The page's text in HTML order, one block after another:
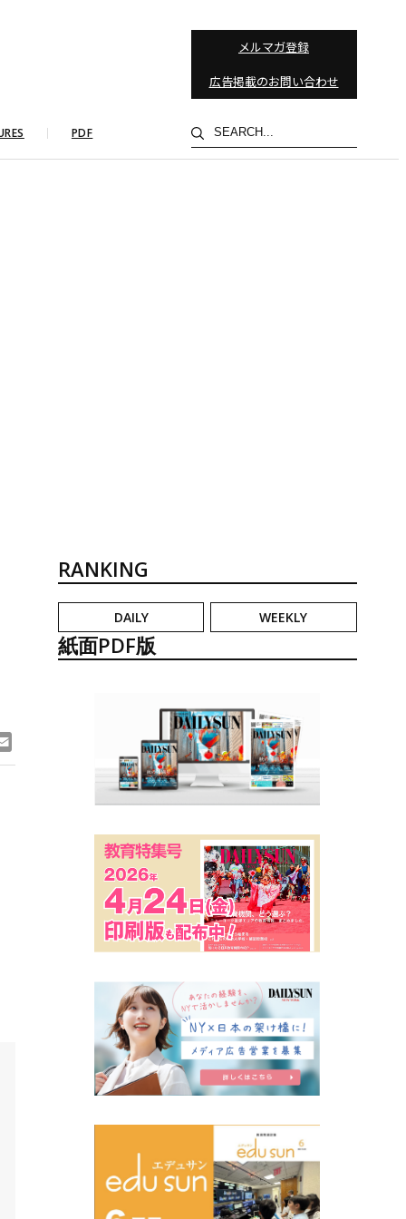
メルマガ登録
広告掲載のお問い合わせ
PDF
検
索
RANKING
DAILY WEEKLY
紙面PDF版